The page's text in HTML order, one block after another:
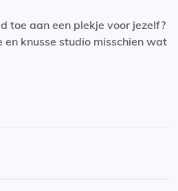
toe aan een plekje voor jezelf?
en knusse studio misschien wat
Noorderplantsoen! Ook het
om de hoek en in de straat zit